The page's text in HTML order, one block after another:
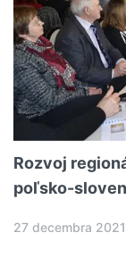
Rozvoj
poľsko-
27 decembra 2021